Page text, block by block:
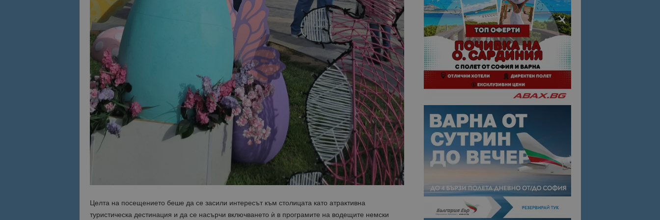
Целта на посещението беше да се засили интересът към столицата като атрактивна
туристическа дестинация и да се насърчи включването ѝ в програмите на водещите немски